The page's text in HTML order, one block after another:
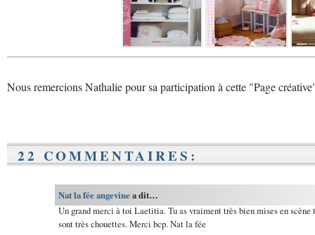
Nous remercions Nathalie pour sa participation à cette "Page
22 COMMENTAIRES:
Nat la fée angevinea dit…
Un grand merci à toi Laetitia. Tu as vraiment très bien mises en scène
sont très chouettes. Merci bcp. Nat la fée